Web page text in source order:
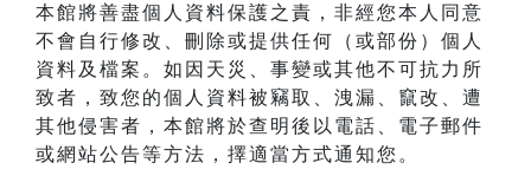
本館將善盡個人資料保護之責，非經您本人同意
不會自行修改、刪除或提供任何（或部份）個人
資料及檔案。如因天災、事變或其他不可抗力所
致者，致您的個人資料被竊取、洩漏、竄改、遭
其他侵害者，本館將於查明後以電話、電子郵件
或網站公告等方法，擇適當方式通知您。